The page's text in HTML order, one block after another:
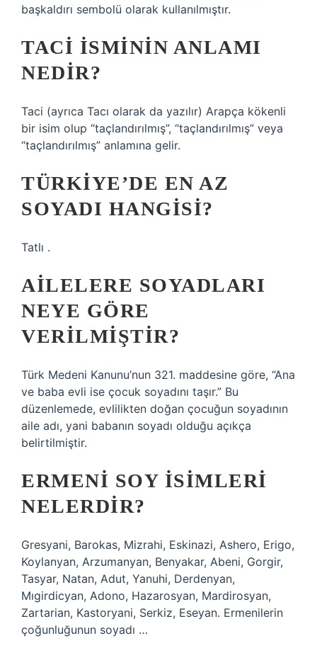
başkaldırı sembolü olarak kullanılmıştır.
TACI ISMININ ANLAMI
NEDIR?
Taci (ayrıca Tacı olarak da yazılır) Arapça kökenli
bir isim olup “taçlandırılmış”, “taçlandırılmış” veya
“taçlandırılmış” anlamına gelir.
TÜRKIYE’DE EN AZ
SOYADI HANGISI?
Tatlı .
AILELERE SOYADLARI
NEYE GÖRE
VERILMIŞTIR?
Türk Medeni Kanunu’nun 321. maddesine göre, “Ana
ve baba evli ise çocuk soyadını taşır.” Bu
düzenlemede, evlilikten doğan çocuğun soyadının
aile adı, yani babanın soyadı olduğu açıkça
belirtilmiştir.
ERMENI SOY ISIMLERI
NELERDIR?
Gresyani, Barokas, Mizrahi, Eskinazi, Ashero, Erigo,
Koylanyan, Arzumanyan, Benyakar, Abeni, Gorgir,
Tasyar, Natan, Adut, Yanuhi, Derdenyan,
Mıgirdicyan, Adono, Hazarosyan, Mardirosyan,
Zartarian, Kastoryani, Serkiz, Eseyan. Ermenilerin
çoğunluğunun soyadı …